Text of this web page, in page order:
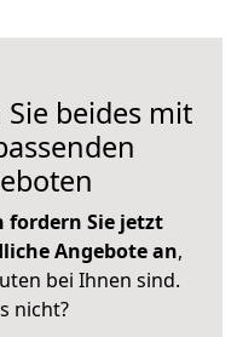
beides mit
fordern Sie jetzt
Angebote an,
bei Ihnen sind.
nicht?